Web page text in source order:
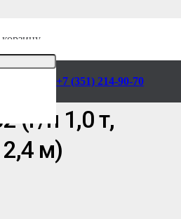
+7 (351) 214-90-70
оборудование
рычажная
(г/п 1,0 т,
м)